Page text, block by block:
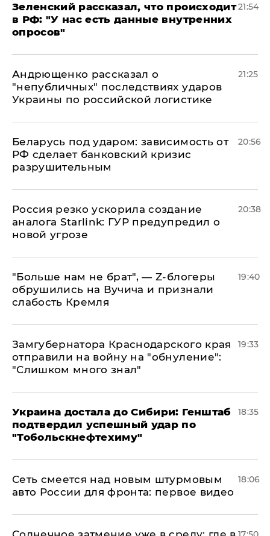
​Зеленский рассказал, что происходит
в РФ: "У нас есть данные внутренних
опросов"
21:54
Андрющенко рассказал о
"непубличных" последствиях ударов
Украины по российской логистике
21:25
Беларусь под ударом: зависимость от
РФ сделает банковский кризис
разрушительным
20:56
​Россия резко ускорила создание
аналога Starlink: ГУР предупредил о
новой угрозе
20:38
​"Больше нам не брат", — Z-блогеры
обрушились на Вучича и признали
слабость Кремля
19:40
Замгубернатора Краснодарского края
отправили на войну на "обнуление":
"Слишком много знал"
19:33
Украина достала до Сибири: Генштаб
подтвердил успешный удар по
"Тобольскнефтехиму"
18:35
Сеть смеется над новым штурмовым
авто России для фронта: первое видео
18:06